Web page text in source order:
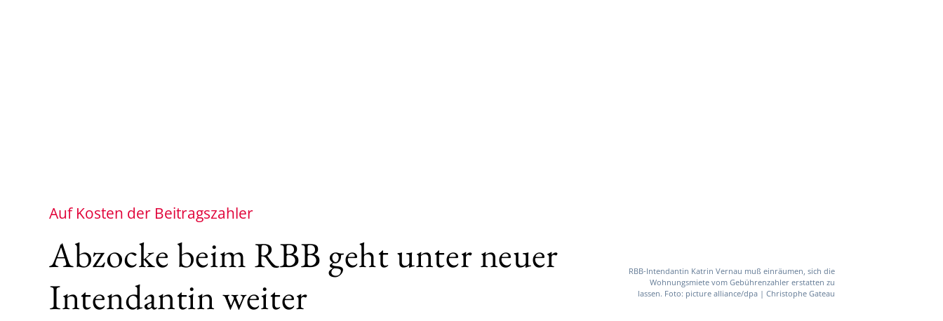
Auf Kosten der Beitragszahler
Abzocke beim RBB geht unter neuer
Intendantin weiter
RBB-Intendantin Katrin Vernau muß einräumen, sich die
Wohnungsmiete vom Gebührenzahler erstatten zu
lassen. Foto: picture alliance/dpa | Christophe Gateau